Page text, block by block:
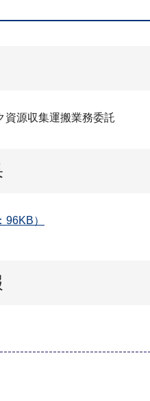
資源収集運搬業務委託
96KB）